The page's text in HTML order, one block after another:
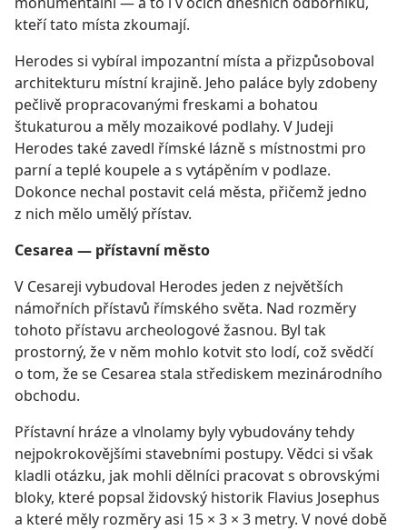
kteří tato místa zkoumají.
Herodes si vybíral impozantní místa a přizpůsoboval
architekturu místní krajině. Jeho paláce byly zdobeny
pečlivě propracovanými freskami a bohatou
štukaturou a měly mozaikové podlahy. V Judeji
Herodes také zavedl římské lázně s místnostmi pro
parní a teplé koupele a s vytápěním v podlaze.
Dokonce nechal postavit celá města, přičemž jedno
z nich mělo umělý přístav.
Cesarea — přístavní město
V Cesareji vybudoval Herodes jeden z největších
námořních přístavů římského světa. Nad rozměry
tohoto přístavu archeologové žasnou. Byl tak
prostorný, že v něm mohlo kotvit sto lodí, což svědčí
o tom, že se Cesarea stala střediskem mezinárodního
obchodu.
Přístavní hráze a vlnolamy byly vybudovány tehdy
nejpokrokovějšími stavebními postupy. Vědci si však
kladli otázku, jak mohli dělníci pracovat s obrovskými
bloky, které popsal židovský historik Flavius Josephus
a které měly rozměry asi 15 × 3 × 3 metry. V nové době